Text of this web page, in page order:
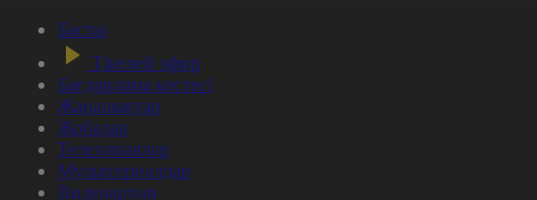
Басты
Тікелей эфир
Бағдарлама кестесі
Жаңалықтар
Жобалар
Телехикаялар
Мультсериалдар
Видеоархив